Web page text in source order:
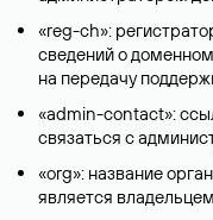
«reg-ch»:
сведений о
на передачу
«admin-contact»:
связаться с
«org»: название
является